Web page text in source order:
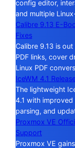
config editor,
and multiple
Calibre 9.13 E-
Fixes
Calibre 9.13 is
PDF links, cover
Linux PDF
IceWM 4.1
The lightweight
4.1 with
parsing, and
Proxmox VE
Support
Proxmox VE